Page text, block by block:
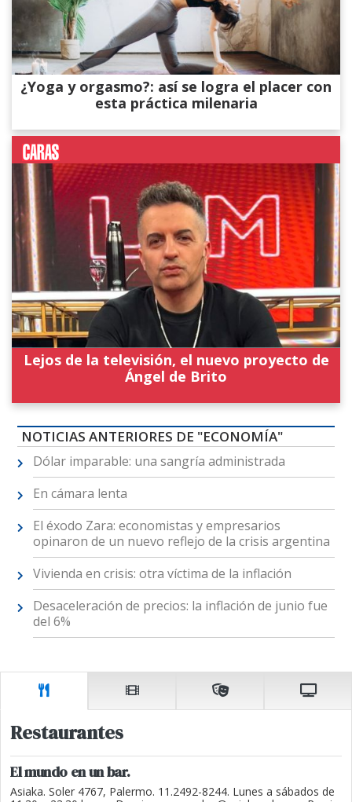
¿Yoga y orgasmo?: así se logra el placer con
esta práctica milenaria
Lejos de la televisión, el nuevo proyecto de
Ángel de Brito
NOTICIAS ANTERIORES DE "ECONOMÍA"
Dólar imparable: una sangría administrada
En cámara lenta
El éxodo Zara: economistas y empresarios
opinaron de un nuevo reflejo de la crisis argentina
Vivienda en crisis: otra víctima de la inflación
Desaceleración de precios: la inflación de junio fue
del 6%
Restaurantes
El mundo en un bar.
Asiaka. Soler 4767, Palermo. 11.2492-8244. Lunes a sábados de